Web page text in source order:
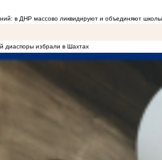
в ДНР массово ликвидируют и объединяют
диаспоры избрали в Шахтах